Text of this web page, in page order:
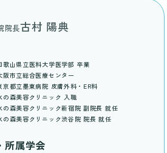
院長古村 陽典
歌山県立医科大学医学部 卒業
阪市立総合医療センター
京都立墨東病院 皮膚外科・ER科
の森美容クリニック 入職
の森美容クリニック新宿院 副院長 就任
の森美容クリニック渋谷院 院長 就任
所属学会